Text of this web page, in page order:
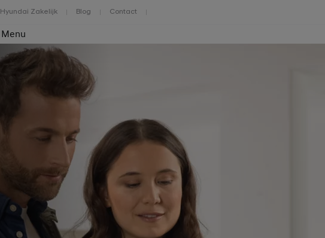
Hyundai Zakelijk Blog Contact
Menu